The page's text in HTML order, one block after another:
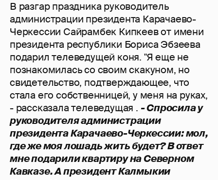
В разгар праздника руководитель
администрации президента Карачаево-
Черкессии Сайрамбек Кипкеев от имени
президента республики Бориса Эбзеева
подарил телеведущей коня. "Я еще не
познакомилась со своим скакуном, но
свидетельство, подтверждающее, что
стала его собственницей, у меня на руках,
- рассказала телеведущая . - Спросила у
руководителя администрации
президента Карачаево-Черкессии: мол,
где же моя лошадь жить будет? В ответ
мне подарили квартиру на Северном
Кавказе. А президент Калмыкии